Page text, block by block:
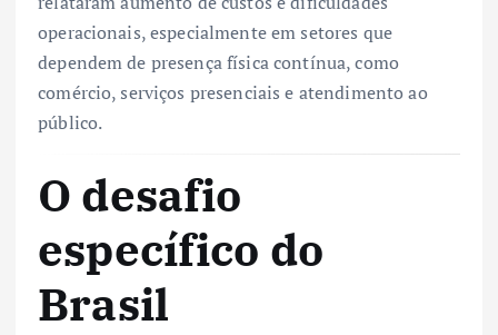
operacionais, especialmente em setores que
dependem de presença física contínua, como
comércio, serviços presenciais e atendimento ao
público.
O desafio
específico do
Brasil